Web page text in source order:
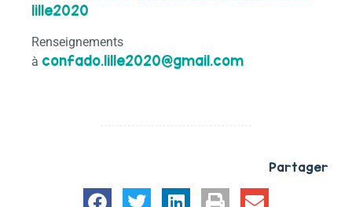
lille2020
Renseignements
à confado.lille2020@gmail.com
Partager